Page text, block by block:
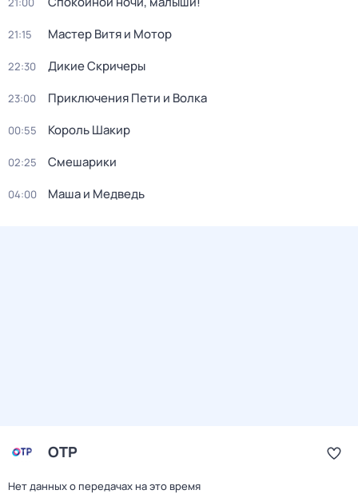
21:15 Мастер Витя и Мотор
22:30 Дикие Скричеры
23:00 Приключения Пети и Волка
00:55 Король Шакир
02:25 Смешарики
04:00 Маша и Медведь
ОТР
Нет данных о передачах на это время